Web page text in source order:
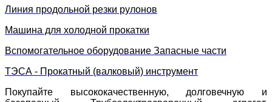
Линия продольной резки рулонов
Машина для холодной прокатки
Вспомогательное оборудование Запасные части
ТЭСА - Прокатный (валковый) инструмент
Покупайте высококачественную, долговечную и